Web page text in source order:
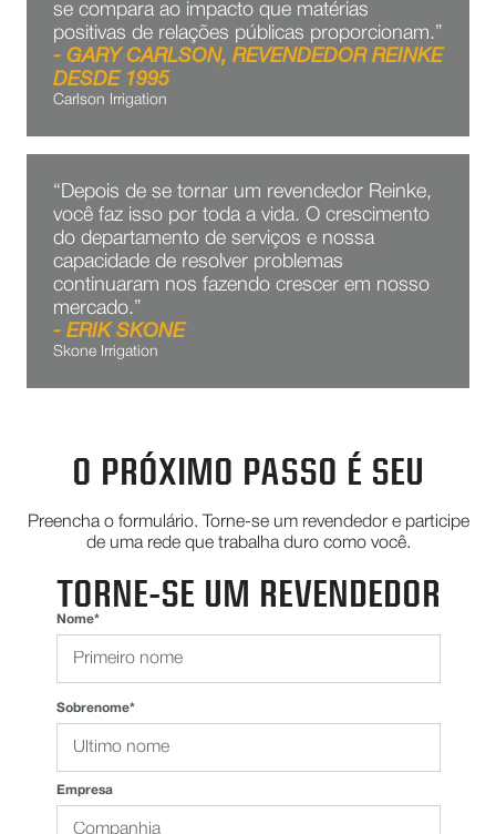
se compara ao impacto que matérias
positivas de relações públicas proporcionam.”
- GARY CARLSON, REVENDEDOR REINKE
DESDE 1995
Carlson Irrigation
“Depois de se tornar um revendedor Reinke,
você faz isso por toda a vida. O crescimento
do departamento de serviços e nossa
capacidade de resolver problemas
continuaram nos fazendo crescer em nosso
mercado.”
- ERIK SKONE
Skone Irrigation
O PRÓXIMO PASSO É SEU
Preencha o formulário. Torne-se um revendedor e participe
de uma rede que trabalha duro como você.
TORNE-SE UM REVENDEDOR
Nome*
Sobrenome*
Empresa